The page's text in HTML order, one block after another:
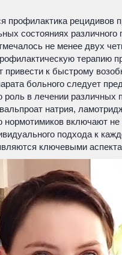
профилактика
состояниях
не менее двух
терапию
к быстрому
больного следует
в лечении
натрия,
включают
подхода к
ключевыми